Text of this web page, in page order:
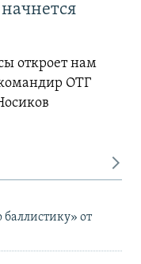
откроет нам
ОТГ
от